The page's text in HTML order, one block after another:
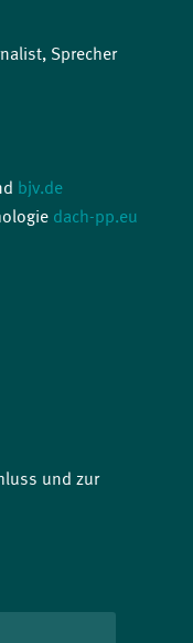
Sprecher
bjv.de
dach-pp.eu
und zur